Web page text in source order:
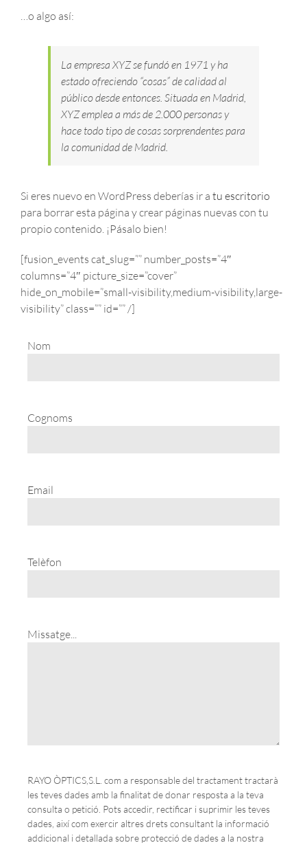
…o algo así:
La empresa XYZ se fundó en 1971 y ha
estado ofreciendo “cosas” de calidad al
público desde entonces. Situada en Madrid,
XYZ emplea a más de 2.000 personas y
hace todo tipo de cosas sorprendentes para
la comunidad de Madrid.
Si eres nuevo en WordPress deberías ir a tu escritorio
para borrar esta página y crear páginas nuevas con tu
propio contenido. ¡Pásalo bien!
[fusion_events cat_slug=”” number_posts=”4″
columns=”4″ picture_size=”cover”
hide_on_mobile=”small-visibility,medium-visibility,large-
visibility” class=”” id=”” /]
Nom
Cognoms
Email
Telèfon
Missatge...
RAYO ÒPTICS,S.L. com a responsable del tractament tractarà
les teves dades amb la finalitat de donar resposta a la teva
consulta o petició. Pots accedir, rectificar i suprimir les teves
dades, així com exercir altres drets consultant la informació
addicional i detallada sobre protecció de dades a la nostra